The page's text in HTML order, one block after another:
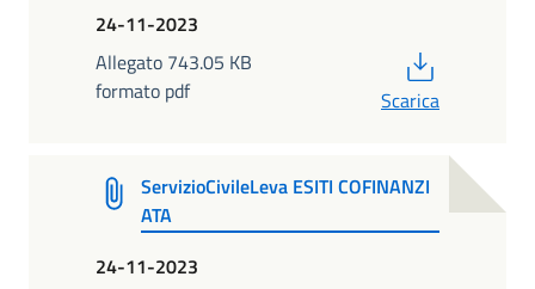
24-11-2023
Allegato 743.05 KB
formato pdf
Scarica
ServizioCivileLeva ESITI COFINANZI
ATA
24-11-2023